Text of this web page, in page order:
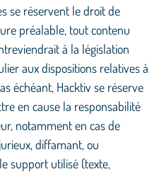
se réservent le droit de
préalable, tout contenu
à la législation
aux dispositions relatives à
échéant, Hacktiv se réserve
en cause la responsabilité
notamment en cas de
diffamant, ou
support utilisé (texte,